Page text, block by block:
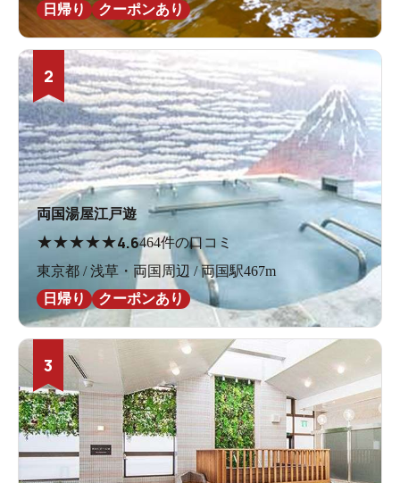
日帰り
クーポンあり
2
両国湯屋江戸遊
★★★★★4.6464件の口コミ
東京都 / 浅草・両国周辺 / 両国駅467m
日帰り
クーポンあり
3